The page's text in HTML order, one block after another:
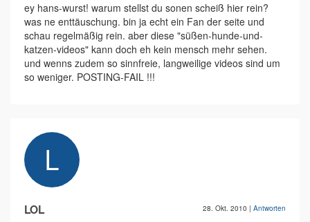
ey hans-wurst! warum stellst du sonen scheiß hier rein?
was ne enttäuschung. bin ja echt ein Fan der seite und
schau regelmäßig rein. aber diese "süßen-hunde-und-
katzen-videos" kann doch eh kein mensch mehr sehen.
und wenns zudem so sinnfreie, langweilige videos sind um
so weniger. POSTING-FAIL !!!
LOL 28. Okt. 2010 | Antworten